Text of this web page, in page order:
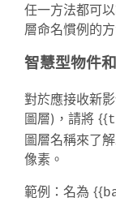
任一方法都可
層命名慣例的方
智慧型物件
對於應接收新
圖層)，請將 {{
圖層名稱來了
像素。
範例：名為 {{